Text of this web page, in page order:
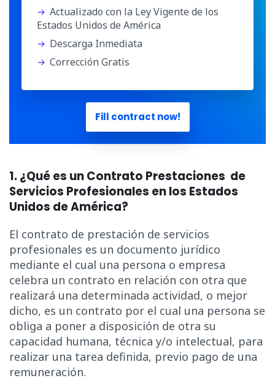
Actualizado con la Ley Vigente de los
Estados Unidos de América
Descarga Inmediata
Corrección Gratis
Fill contract now!
1. ¿Qué es un Contrato Prestaciones de
Servicios Profesionales en los Estados
Unidos de América?
El contrato de prestación de servicios
profesionales es un documento jurídico
mediante el cual una persona o empresa
celebra un contrato en relación con otra que
realizará una determinada actividad, o mejor
dicho, es un contrato por el cual una persona se
obliga a poner a disposición de otra su
capacidad humana, técnica y/o intelectual, para
realizar una tarea definida, previo pago de una
remuneración.